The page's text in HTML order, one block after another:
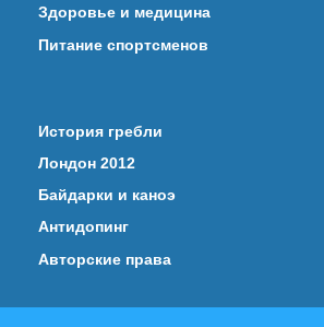
Здоровье и медицина
Питание спортсменов
История гребли
Лондон 2012
Байдарки и каноэ
Антидопинг
Авторские права